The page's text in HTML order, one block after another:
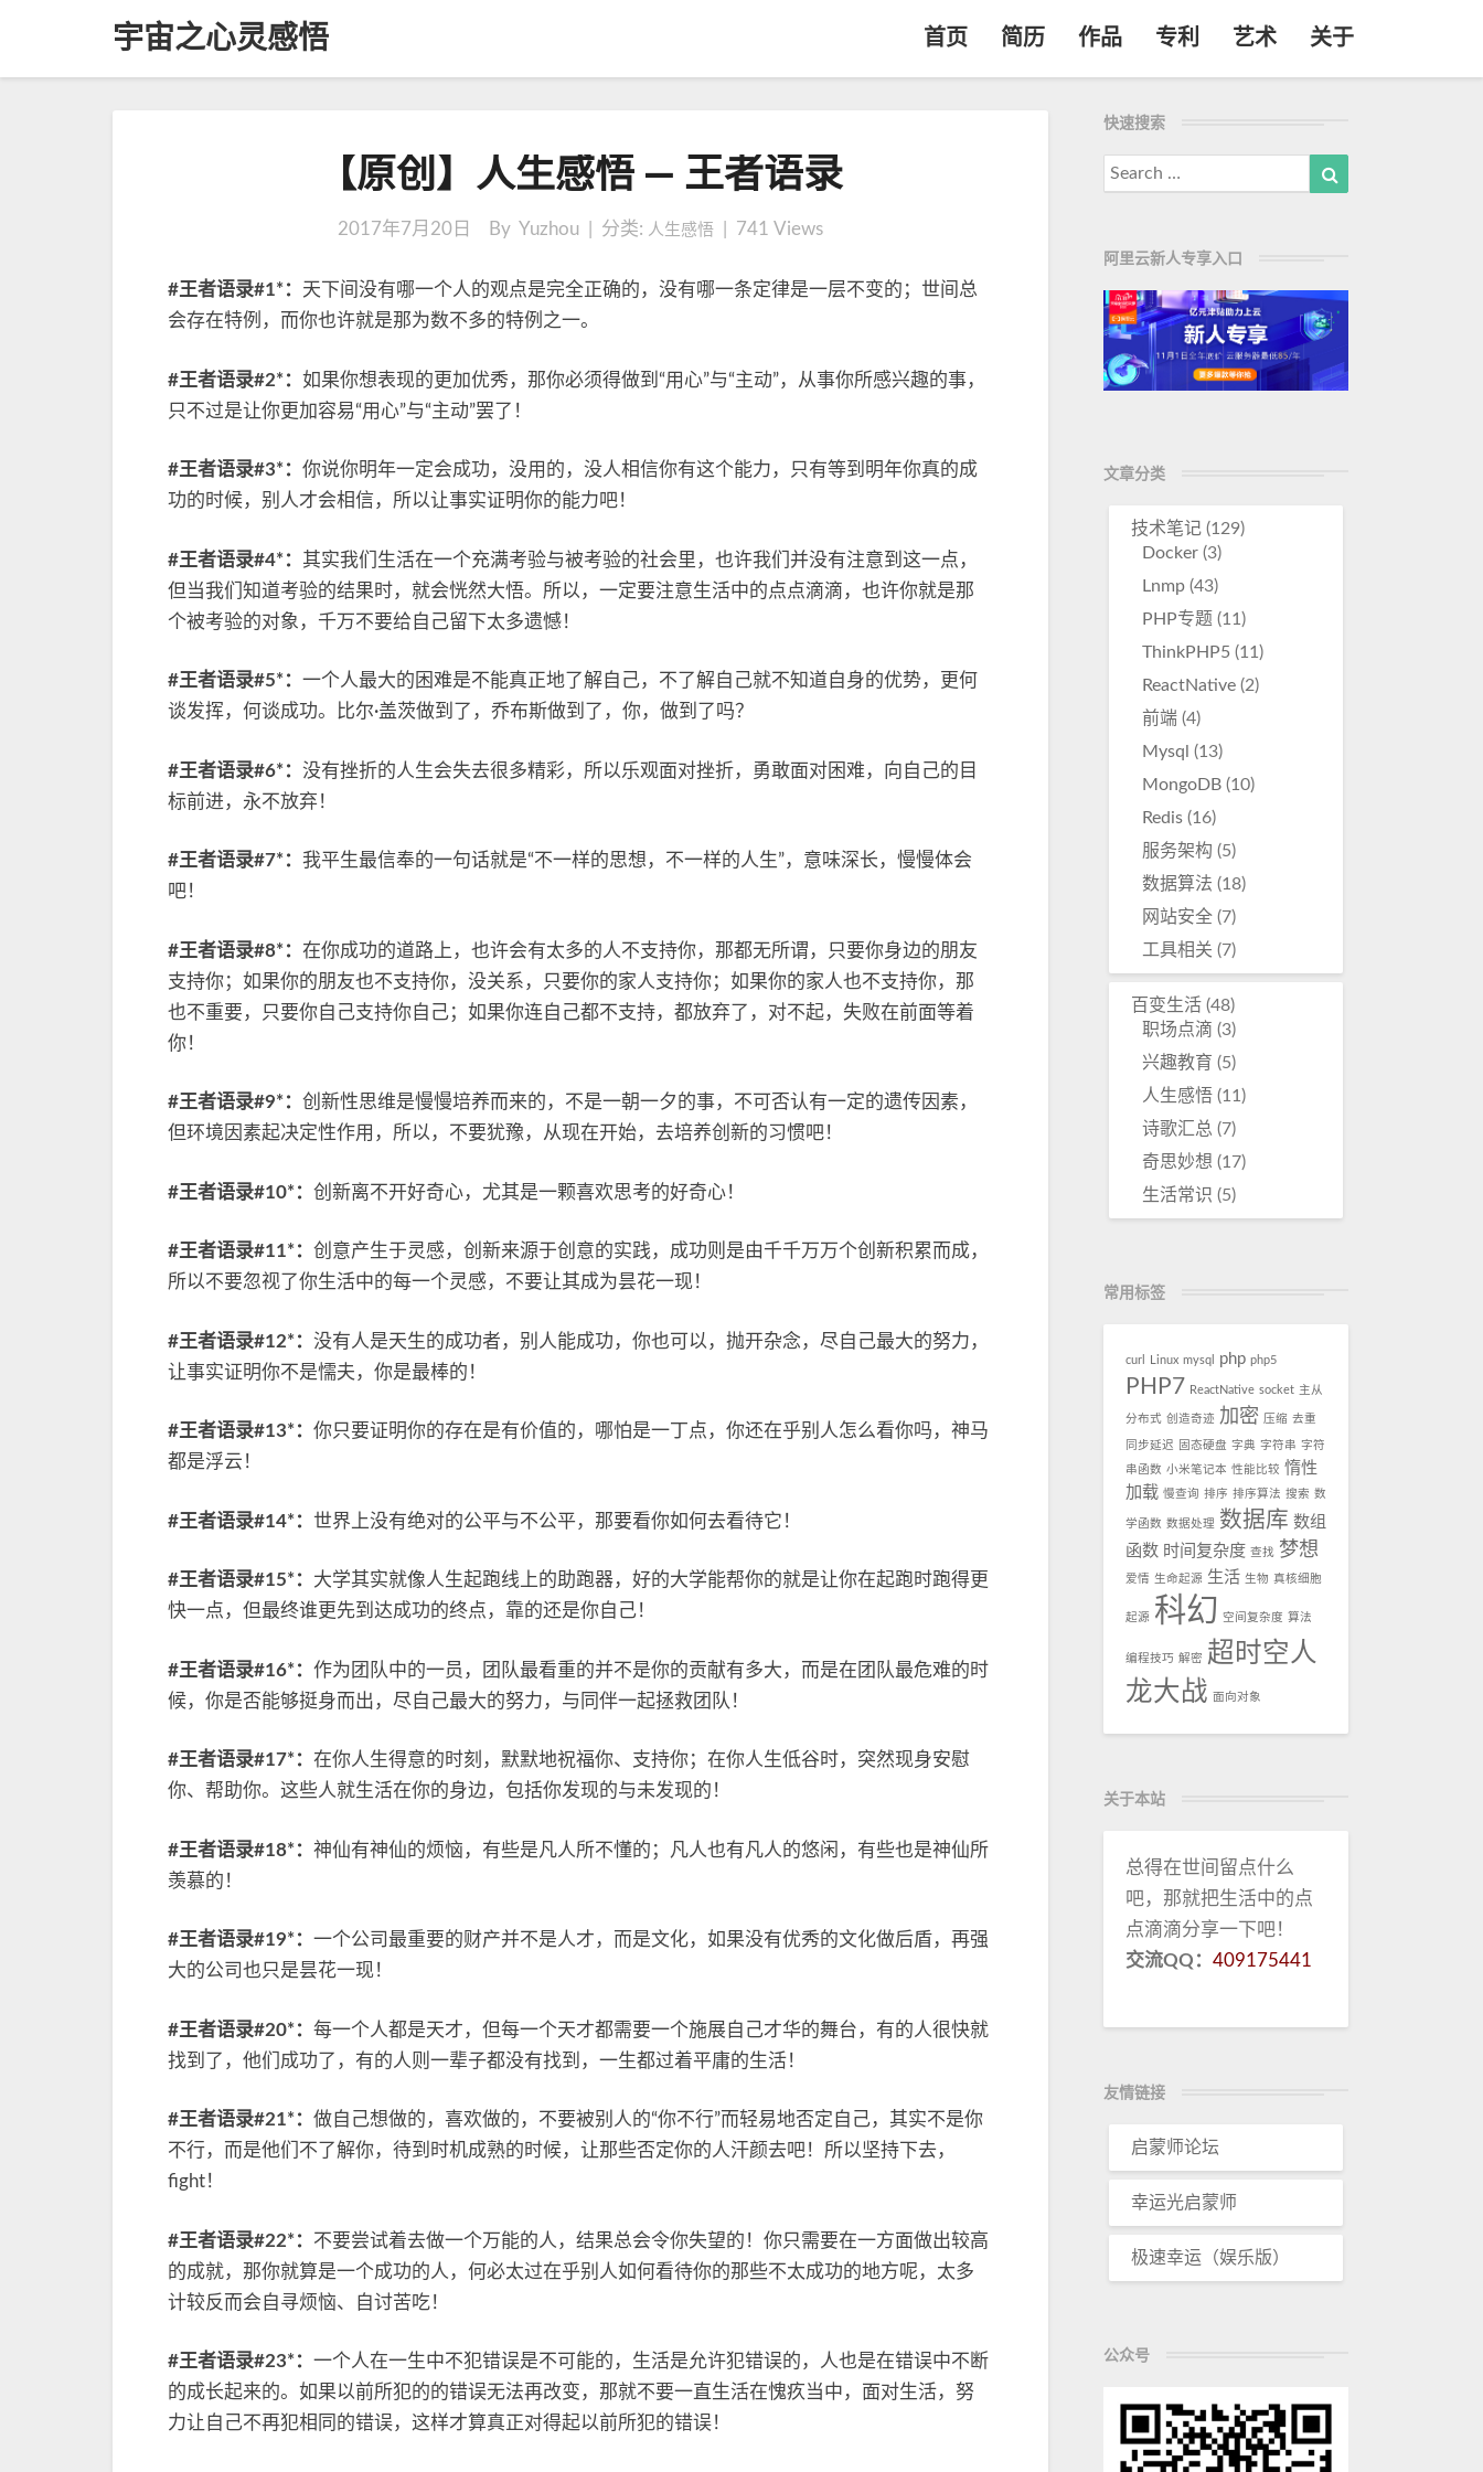
宇宙之心灵感悟 首页 简历 作品 专利 艺术 关于
原
生
—
王
录
【原创】人生感悟 — 王者语录
2017年7月20日 By Yuzhou | 分类: 人生感悟| 741 Views
#王者语录#1*： 天下间没有哪一个人的观点是完全正确的，没有哪一条定律是一层不变的；世间总
会存在特例，而你也许就是那为数不多的特例之一。
#王者语录#2*： 如果你想表现的更加优秀，那你必须得做到“用心”与“主动”，从事你所感兴趣的事，
只不过是让你更加容易“用心”与“主动”罢了！
#王者语录#3*： 你说你明年一定会成功，没用的，没人相信你有这个能力，只有等到明年你真的成
功的时候，别人才会相信，所以让事实证明你的能力吧！
#王者语录#4*： 其实我们生活在一个充满考验与被考验的社会里，也许我们并没有注意到这一点，
但当我们知道考验的结果时，就会恍然大悟。所以，一定要注意生活中的点点滴滴，也许你就是那
个被考验的对象，千万不要给自己留下太多遗憾！
#王者语录#5*： 一个人最大的困难是不能真正地了解自己，不了解自己就不知道自身的优势，更何
谈发挥，何谈成功。比尔·盖茨做到了，乔布斯做到了，你，做到了吗？
#王者语录#6*： 没有挫折的人生会失去很多精彩，所以乐观面对挫折，勇敢面对困难，向自己的目
标前进，永不放弃！
#王者语录#7*： 我平生最信奉的一句话就是“不一样的思想，不一样的人生”，意味深长，慢慢体会
吧！
#王者语录#8*： 在你成功的道路上，也许会有太多的人不支持你，那都无所谓，只要你身边的朋友
支持你；如果你的朋友也不支持你，没关系，只要你的家人支持你；如果你的家人也不支持你，那
也不重要，只要你自己支持你自己；如果你连自己都不支持，都放弃了，对不起，失败在前面等着
你！
#王者语录#9*： 创新性思维是慢慢培养而来的，不是一朝一夕的事，不可否认有一定的遗传因素，
但环境因素起决定性作用，所以，不要犹豫，从现在开始，去培养创新的习惯吧！
#王者语录#10*： 创新离不开好奇心，尤其是一颗喜欢思考的好奇心！
#王者语录#11*： 创意产生于灵感，创新来源于创意的实践，成功则是由千千万万个创新积累而成，
所以不要忽视了你生活中的每一个灵感，不要让其成为昙花一现！
#王者语录#12*： 没有人是天生的成功者，别人能成功，你也可以，抛开杂念，尽自己最大的努力，
让事实证明你不是懦夫，你是最棒的！
#王者语录#13*： 你只要证明你的存在是有价值的，哪怕是一丁点，你还在乎别人怎么看你吗，神马
都是浮云！
#王者语录#14*： 世界上没有绝对的公平与不公平，那要看你如何去看待它！
#王者语录#15*： 大学其实就像人生起跑线上的助跑器，好的大学能帮你的就是让你在起跑时跑得更
快一点，但最终谁更先到达成功的终点，靠的还是你自己！
#王者语录#16*： 作为团队中的一员，团队最看重的并不是你的贡献有多大，而是在团队最危难的时
候，你是否能够挺身而出，尽自己最大的努力，与同伴一起拯救团队！
#王者语录#17*： 在你人生得意的时刻，默默地祝福你、支持你；在你人生低谷时，突然现身安慰
你、帮助你。这些人就生活在你的身边，包括你发现的与未发现的！
#王者语录#18*： 神仙有神仙的烦恼，有些是凡人所不懂的；凡人也有凡人的悠闲，有些也是神仙所
羡慕的！
#王者语录#19*： 一个公司最重要的财产并不是人才，而是文化，如果没有优秀的文化做后盾，再强
大的公司也只是昙花一现！
#王者语录#20*： 每一个人都是天才，但每一个天才都需要一个施展自己才华的舞台，有的人很快就
找到了，他们成功了，有的人则一辈子都没有找到，一生都过着平庸的生活！
#王者语录#21*： 做自己想做的，喜欢做的，不要被别人的“你不行”而轻易地否定自己，其实不是你
不行，而是他们不了解你，待到时机成熟的时候，让那些否定你的人汗颜去吧！所以坚持下去，
fight！
#王者语录#22*： 不要尝试着去做一个万能的人，结果总会令你失望的！你只需要在一方面做出较高
的成就，那你就算是一个成功的人，何必太过在乎别人如何看待你的那些不太成功的地方呢，太多
计较反而会自寻烦恼、自讨苦吃！
#王者语录#23*： 一个人在一生中不犯错误是不可能的，生活是允许犯错误的，人也是在错误中不断
的成长起来的。如果以前所犯的的错误无法再改变，那就不要一直生活在愧疚当中，面对生活，努
力让自己不再犯相同的错误，这样才算真正对得起以前所犯的错误！
快速搜索
Search
for:
阿里云新人专享入口
文章分类
技术笔记(129)
Docker(3)
Lnmp(43)
PHP专题 (11)
ThinkPHP5(11)
ReactNative(2)
前端(4)
Mysql (13)
MongoDB(10)
Redis(16)
服务架构 (5)
数据算法 (18)
网站安全(7)
工具相关 (7)
百变生活(48)
职场点滴 (3)
兴趣教育 (5)
人生感悟(11)
诗歌汇总 (7)
奇思妙想 (17)
生活常识 (5)
常用标签
curl Linux mysql php php5
PHP7 ReactNative socket 主从
分布式 创造奇迹 加密 压缩 去重
同步延迟 固态硬盘 字典 字符串 字符
串函数 小米笔记本 性能比较 惰性
加载 慢查询 排序 排序算法 搜索 数
学函数 数据处理 数据库 数组
函数 时间复杂度 查找 梦想
爱情 生命起源 生活 生物 真核细胞
起源 科幻 空间复杂度 算法
编程技巧 解密 超时空人
龙大战 面向对象
关于本站
总得在世间留点什么
吧，那就把生活中的点
点滴滴分享一下吧！
交流QQ： 409175441
友情链接
启蒙师论坛
幸运光启蒙师
极速幸运（娱乐版）
公众号